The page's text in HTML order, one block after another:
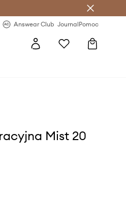
Answear Club JournalPomoc
Mist 20